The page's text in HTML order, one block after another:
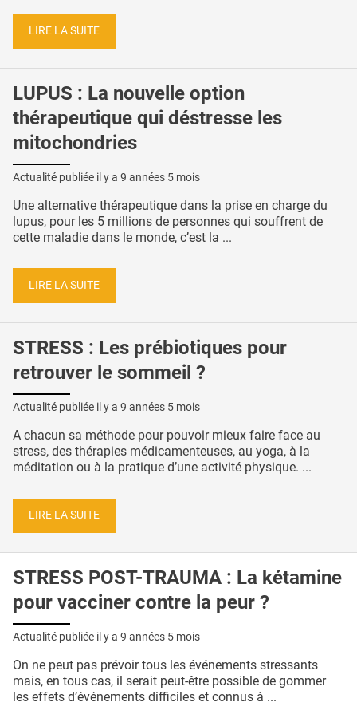
LIRE LA SUITE
LUPUS : La nouvelle option
thérapeutique qui déstresse les
mitochondries
Actualité publiée il y a 9 années 5 mois
Une alternative thérapeutique dans la prise en charge du
lupus, pour les 5 millions de personnes qui souffrent de
cette maladie dans le monde, c’est la ...
LIRE LA SUITE
STRESS : Les prébiotiques pour
retrouver le sommeil ?
Actualité publiée il y a 9 années 5 mois
A chacun sa méthode pour pouvoir mieux faire face au
stress, des thérapies médicamenteuses, au yoga, à la
méditation ou à la pratique d’une activité physique. ...
LIRE LA SUITE
STRESS POST-TRAUMA : La kétamine
pour vacciner contre la peur ?
Actualité publiée il y a 9 années 5 mois
On ne peut pas prévoir tous les événements stressants
mais, en tous cas, il serait peut-être possible de gommer
les effets d’événements difficiles et connus à ...